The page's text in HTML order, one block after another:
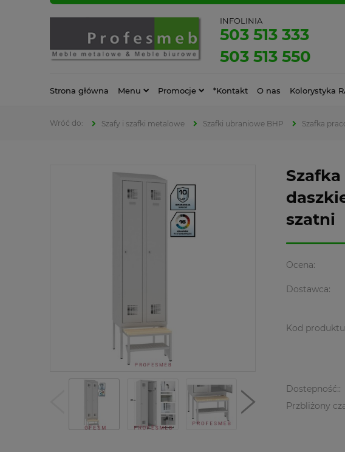
INFOLINIA
503 513 333
503 513 550
Strona główna Menu Promocje *Kontakt O nas Kolorystyka
Szafy i szafki metalowe Szafki ubraniowe BHP Szafka
szatni
Ocena:
Dostawca:
Kod
Dostepność::
Przbliżony